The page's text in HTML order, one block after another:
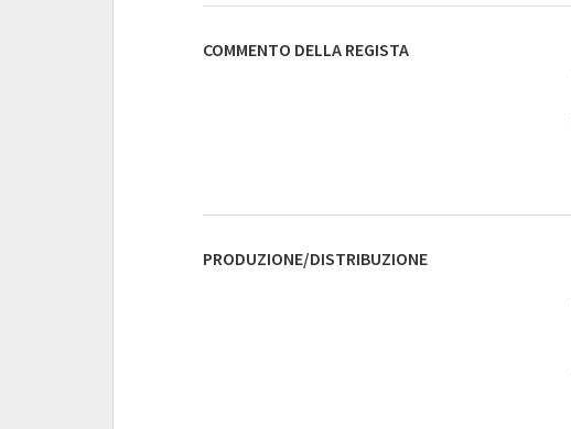
COMMENTO DELLA REGISTA
PRODUZIONE/DISTRIBUZIONE